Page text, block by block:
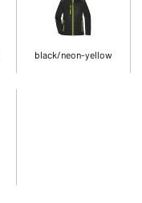
black/neon-yellow